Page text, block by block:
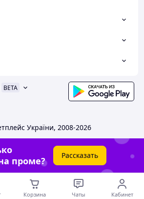
BETA
України, 2008-2026
проме?
Рассказать
Корзина Чаты Кабинет